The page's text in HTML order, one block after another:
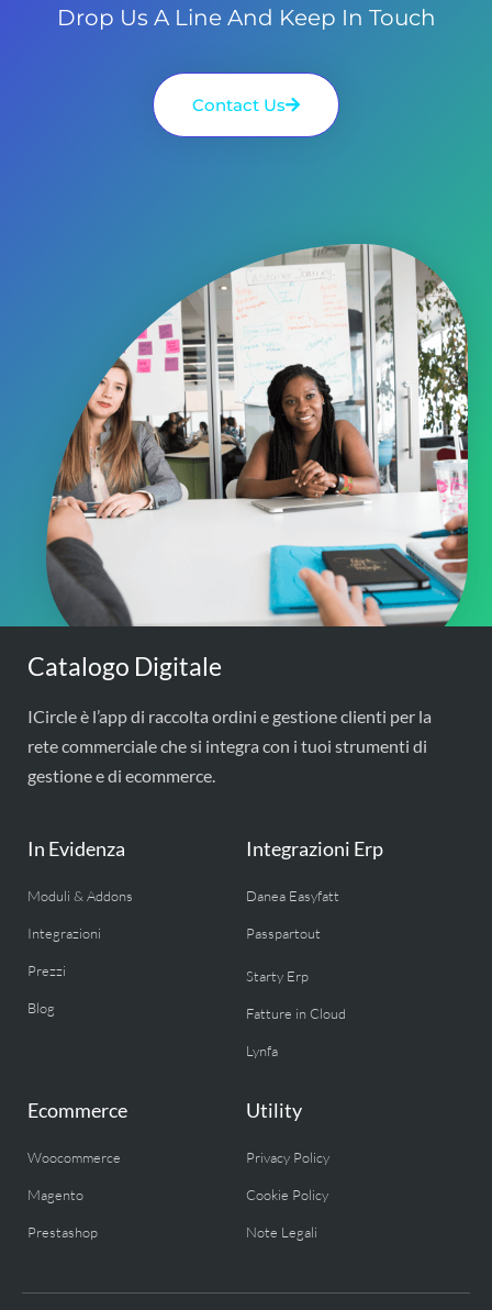
Drop Us A Line And Keep In Touch
Contact Us
Catalogo Digitale
ICircle è l’app di raccolta ordini e gestione clienti per la
rete commerciale che si integra con i tuoi strumenti di
gestione e di ecommerce.
In Evidenza
Moduli & Addons
Integrazioni
Prezzi
Blog
Integrazioni Erp
Danea Easyfatt
Passpartout
Starty Erp
Fatture in Cloud
Lynfa
Ecommerce
Woocommerce
Magento
Prestashop
Utility
Privacy Policy
Cookie Policy
Note Legali